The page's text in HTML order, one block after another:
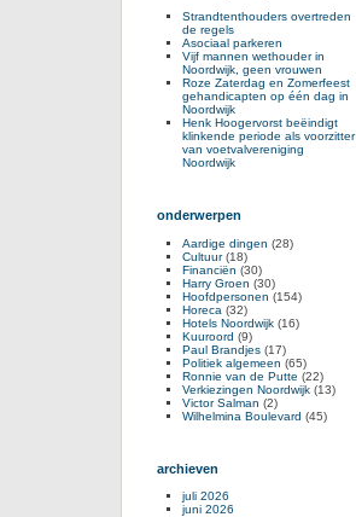
Strandtenthouders overtreden
de regels
Asociaal parkeren
Vijf mannen wethouder in
Noordwijk, geen vrouwen
Roze Zaterdag en Zomerfeest
gehandicapten op één dag in
Noordwijk
Henk Hoogervorst beëindigt
klinkende periode als voorzitter
van voetvalvereniging
Noordwijk
onderwerpen
Aardige dingen (28)
Cultuur(18)
Financiën (30)
Harry Groen (30)
Hoofdpersonen (154)
Horeca (32)
Hotels Noordwijk (16)
Kuuroord (9)
Paul Brandjes (17)
Politiek algemeen (65)
Ronnie van de Putte (22)
Verkiezingen Noordwijk (13)
Victor Salman (2)
Wilhelmina Boulevard (45)
archieven
juli 2026
juni 2026